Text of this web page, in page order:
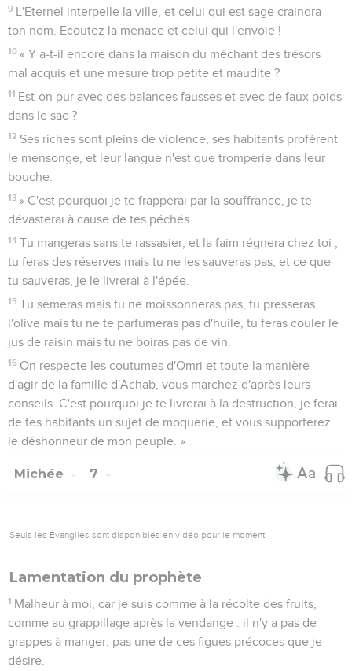
9 L'Eternel interpelle la ville, et celui qui est sage craindra
ton nom. Ecoutez la menace et celui qui l'envoie !
10 « Y a-t-il encore dans la maison du méchant des trésors
mal acquis et une mesure trop petite et maudite ?
11 Est-on pur avec des balances fausses et avec de faux poids
dans le sac ?
12 Ses riches sont pleins de violence, ses habitants profèrent
le mensonge, et leur langue n'est que tromperie dans leur
bouche.
13 » C'est pourquoi je te frapperai par la souffrance, je te
dévasterai à cause de tes péchés.
14 Tu mangeras sans te rassasier, et la faim régnera chez toi ;
tu feras des réserves mais tu ne les sauveras pas, et ce que
tu sauveras, je le livrerai à l'épée.
15 Tu sèmeras mais tu ne moissonneras pas, tu presseras
l'olive mais tu ne te parfumeras pas d'huile, tu feras couler le
jus de raisin mais tu ne boiras pas de vin.
16 On respecte les coutumes d'Omri et toute la manière
d'agir de la famille d'Achab, vous marchez d'après leurs
conseils. C'est pourquoi je te livrerai à la destruction, je ferai
de tes habitants un sujet de moquerie, et vous supporterez
le déshonneur de mon peuple. »
Michée 7
Seuls les Évangiles sont disponibles en vidéo pour le moment.
Lamentation du prophète
1 Malheur à moi, car je suis comme à la récolte des fruits,
comme au grappillage après la vendange : il n'y a pas de
grappes à manger, pas une de ces figues précoces que je
désire.